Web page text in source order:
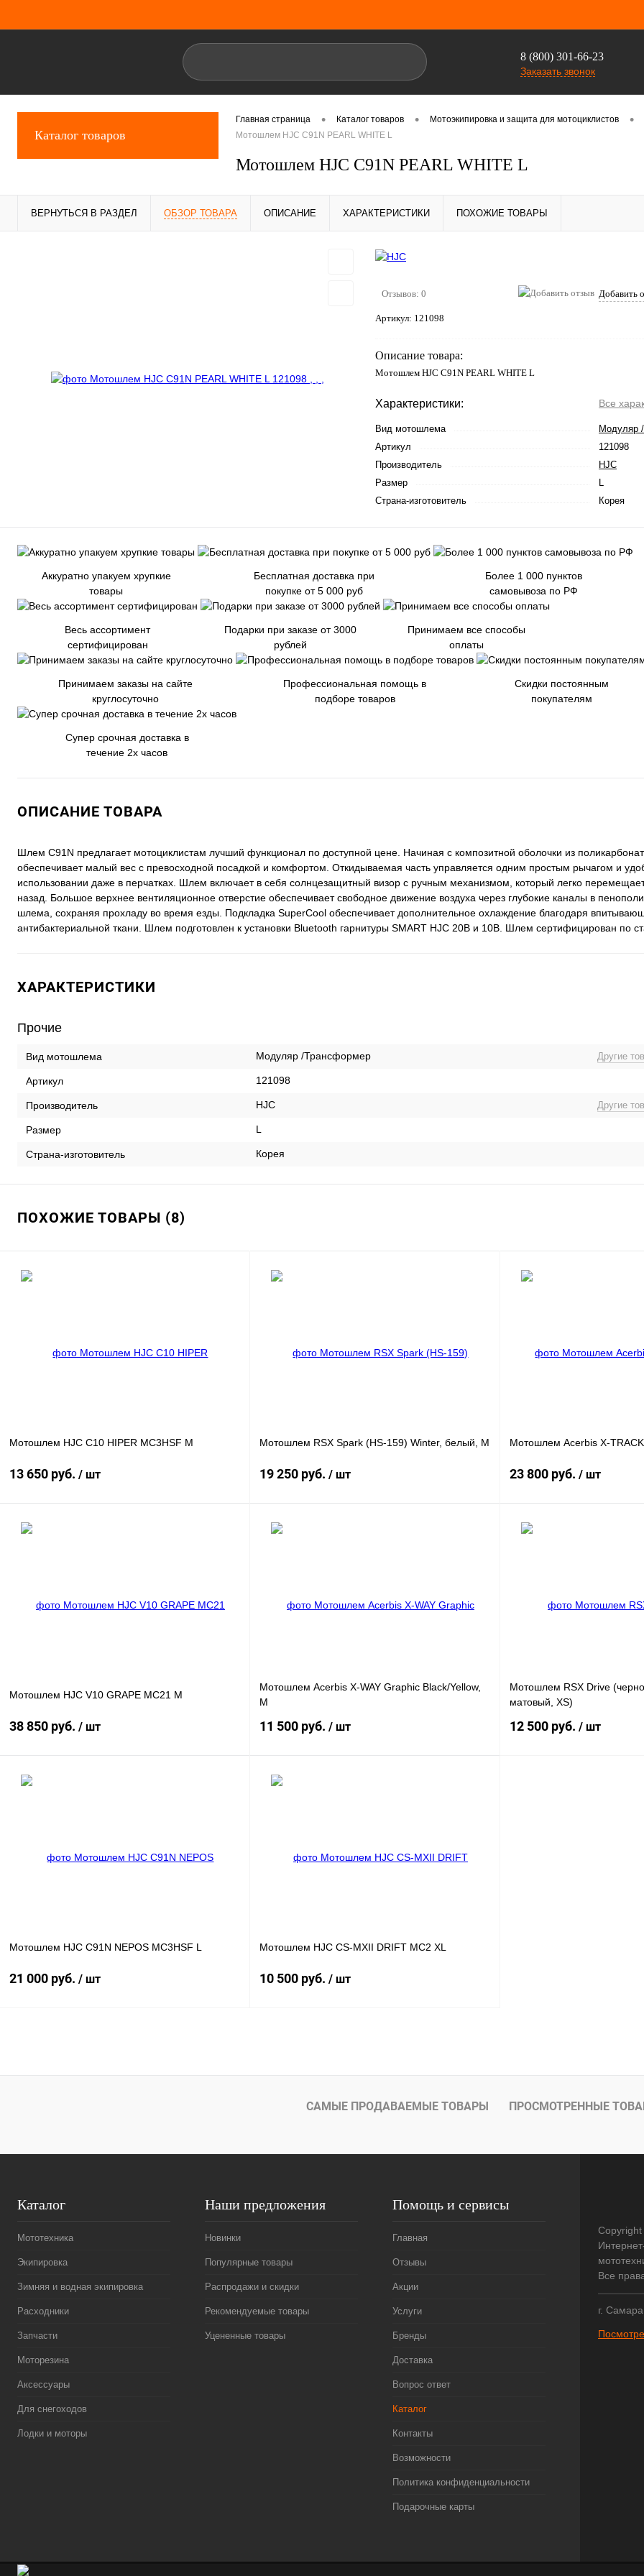
8 (800) 301-66-23
Заказать звонок
Каталог товаров
Главная страница • Каталог товаров • Мотоэкипировка и защита для мотоциклистов •
Мотошлем HJC C91N PEARL WHITE L
Мотошлем HJC C91N PEARL WHITE L
ВЕРНУТЬСЯ В РАЗДЕЛ ОБЗОР ТОВАРА ОПИСАНИЕ ХАРАКТЕРИСТИКИ ПОХОЖИЕ ТОВАРЫ
Отзывов: 0 Добавить
Артикул: 121098
Описание товара:
Мотошлем HJC C91N PEARL WHITE L
Характеристики: Все
Вид мотошлема
Модуляр
Артикул
121098
Производитель
HJC
Размер
Страна-изготовитель
Корея
Аккуратно упакуем хрупкие
товары
Бесплатная доставка при
покупке от 5 000 руб
Более 1 000 пунктов
самовывоза по РФ
Весь ассортимент
сертифицирован
Подарки при заказе от 3000
рублей
Принимаем все способы
оплаты
Принимаем заказы на сайте
круглосуточно
Профессиональная помощь в
подборе товаров
Скидки постоянным
покупателям
Супер срочная доставка в
течение 2х часов
ОПИСАНИЕ ТОВАРА
Шлем C91N предлагает мотоциклистам лучший функционал по доступной цене. Начиная с композитной оболочки из
обеспечивает малый вес с превосходной посадкой и комфортом. Откидываемая часть управляется одним простым рычагом и
использовании даже в перчатках. Шлем включает в себя солнцезащитный визор с ручным механизмом, который легко
назад. Большое верхнее вентиляционное отверстие обеспечивает свободное движение воздуха через глубокие каналы в
шлема, сохраняя прохладу во время езды. Подкладка SuperCool обеспечивает дополнительное охлаждение благодаря
антибактериальной ткани. Шлем подготовлен к установки Bluetooth гарнитуры SMART HJC 20B и 10B. Шлем сертифицирован по
ХАРАКТЕРИСТИКИ
Прочие
Вид мотошлема Модуляр /Трансформер Другие
Артикул 121098
Производитель HJC Другие
Размер L
Страна-изготовитель Корея
ПОХОЖИЕ ТОВАРЫ (8)
Мотошлем HJC C10 HIPER MC3HSF M
13 650 руб. / шт
наличии
Мотошлем RSX Spark (HS-159) Winter, белый, M
19 250 руб. / шт
наличии
Мотошлем Acerbis X-
23 800 руб. / шт
Мотошлем HJC V10 GRAPE MC21 M
38 850 руб. / шт
наличии
Мотошлем Acerbis X-WAY Graphic Black/Yellow,
M
11 500 руб. / шт
наличии
Мотошлем RSX Drive
матовый, XS)
12 500 руб. / шт
Мотошлем HJC C91N NEPOS MC3HSF L
21 000 руб. / шт
Купить в 1 клик К сравнению
Мотошлем HJC CS-MXII DRIFT MC2 XL
10 500 руб. / шт
Купить в 1 клик К сравнению
В избранное
В
САМЫЕ ПРОДАВАЕМЫЕ ТОВАРЫ ПРОСМОТРЕННЫЕ
Каталог
Мототехника
Экипировка
Зимняя и водная экипировка
Расходники
Запчасти
Моторезина
Аксессуары
Для снегоходов
Лодки и моторы
Наши предложения
Новинки
Популярные товары
Распродажи и скидки
Рекомендуемые товары
Уцененные товары
Помощь и сервисы
Главная
Отзывы
Акции
Услуги
Бренды
Доставка
Вопрос ответ
Каталог
Контакты
Возможности
Политика конфиденциальности
Подарочные карты
Все
г.